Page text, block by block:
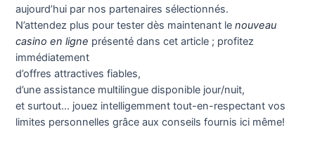
aujourd’hui par nos partenaires sélectionnés.
N’attendez plus pour tester dès maintenant lenouveau
casino en ligne présenté dans cet article ; profitez
immédiatement
d’offres attractives fiables,
d’une assistance multilingue disponible jour/nuit,
et surtout… jouez intelligemment tout-en-respectant vos
limites personnelles grâce aux conseils fournis ici même!